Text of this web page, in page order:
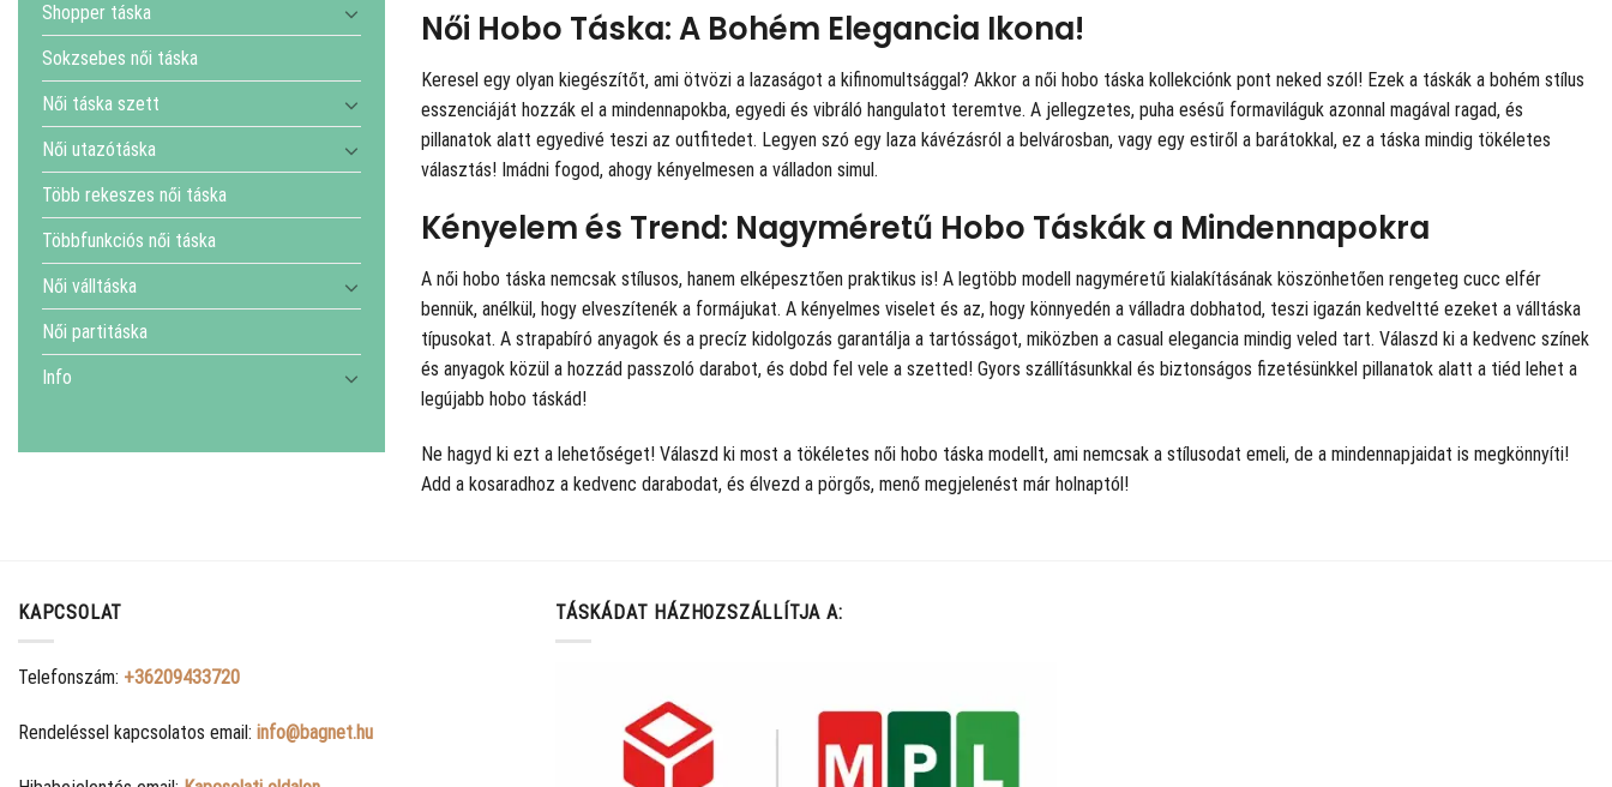
Shopper táska
Sokzsebes női táska
Női táska szett
Női utazótáska
Több rekeszes női táska
Többfunkciós női táska
Női válltáska
Női partitáska
Info
Női Hobo Táska: A Bohém Elegancia Ikona!
Keresel egy olyan kiegészítőt, ami ötvözi a lazaságot a kifinomultsággal? Akkor a női hobo táska kollekciónk pont neked szól! Ezek a táskák a bohém stílus
esszenciáját hozzák el a mindennapokba, egyedi és vibráló hangulatot teremtve. A jellegzetes, puha esésű formaviláguk azonnal magával ragad, és
pillanatok alatt egyedivé teszi az outfitedet. Legyen szó egy laza kávézásról a belvárosban, vagy egy estiről a barátokkal, ez a táska mindig tökéletes
választás! Imádni fogod, ahogy kényelmesen a válladon simul.
Kényelem és Trend: Nagyméretű Hobo Táskák a Mindennapokra
A női hobo táska nemcsak stílusos, hanem elképesztően praktikus is! A legtöbb modell nagyméretű kialakításának köszönhetően rengeteg cucc elfér
bennük, anélkül, hogy elveszítenék a formájukat. A kényelmes viselet és az, hogy könnyedén a válladra dobhatod, teszi igazán kedveltté ezeket a válltáska
típusokat. A strapabíró anyagok és a precíz kidolgozás garantálja a tartósságot, miközben a casual elegancia mindig veled tart. Válaszd ki a kedvenc színek
és anyagok közül a hozzád passzoló darabot, és dobd fel vele a szetted! Gyors szállításunkkal és biztonságos fizetésünkkel pillanatok alatt a tiéd lehet a
legújabb hobo táskád!
Ne hagyd ki ezt a lehetőséget! Válaszd ki most a tökéletes női hobo táska modellt, ami nemcsak a stílusodat emeli, de a mindennapjaidat is megkönnyíti!
Add a kosaradhoz a kedvenc darabodat, és élvezd a pörgős, menő megjelenést már holnaptól!
KAPCSOLAT
Telefonszám: +36209433720
Rendeléssel kapcsolatos email: info@bagnet.hu
TÁSKÁDAT HÁZHOZSZÁLLÍTJA A: